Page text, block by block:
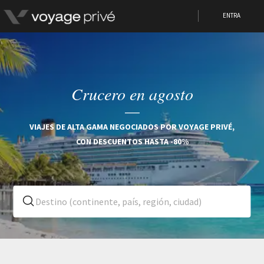
ENTRA
Crucero en agosto
VIAJES DE ALTA GAMA NEGOCIADOS POR VOYAGE PRIVÉ,
CON DESCUENTOS HASTA -80%
regalos
Registrate en Voyage Privé para acceder a nuestras ofertas
y ganar cheques regalo en todos nuestros viajes por
recomendarnos a tus amigos.
Regístrate ahora
Iniciar la sesión con Google